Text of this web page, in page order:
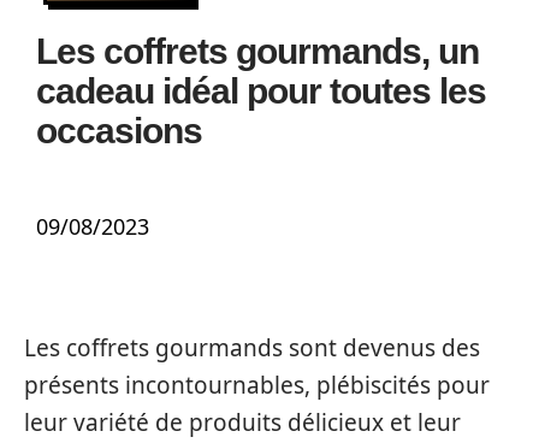
Les coffrets gourmands, un
cadeau idéal pour toutes les
occasions
09/08/2023
Les coffrets gourmands sont devenus des
présents incontournables, plébiscités pour
leur variété de produits délicieux et leur